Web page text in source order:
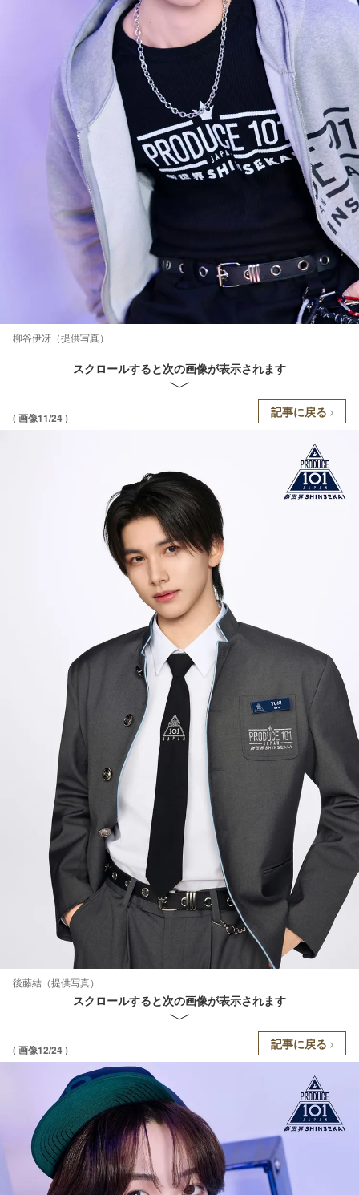
柳谷伊冴（提供写真）
スクロールすると次の画像が表示されます
( 画像11/24 ) 記事に戻る
後藤結（提供写真）
スクロールすると次の画像が表示されます
( 画像12/24 ) 記事に戻る